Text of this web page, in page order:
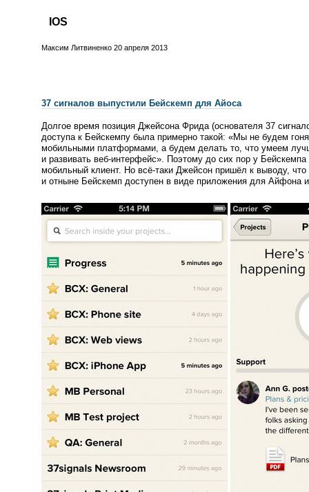
IOS
Максим Литвиненко 20 апреля 2013
37 сигналов выпустили Бейскемп для Айоса
Долгое время позиция Джейсона Фрида (основателя 37
доступа к Бейскемпу была примерно такой: «Мы не будем
мобильными платформами, а будем делать то, что умеем
и развивать веб-интерфейс». Поэтому до сих пор у
мобильный клиент. Но всё-таки Джейсон пришёл к выводу,
и отныне Бейскемп доступен в виде приложения для Айфона